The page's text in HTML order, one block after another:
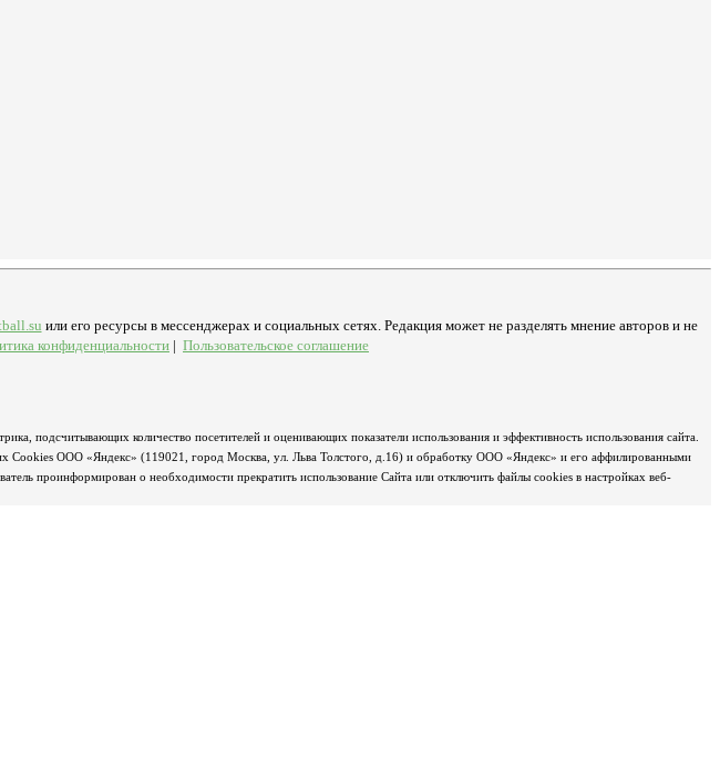
или его ресурсы в мессенджерах и социальных сетях. Редакция может не разделять мнение авторов и не
конфиденциальности | Пользовательское соглашение
подсчитывающих количество посетителей и оценивающих показатели использования и эффективность использования сайта.
Cookies ООО «Яндекс» (119021, город Москва, ул. Льва Толстого, д.16) и обработку ООО «Яндекс» и его аффилированными
проинформирован о необходимости прекратить использование Сайта или отключить файлы cookies в настройках веб-